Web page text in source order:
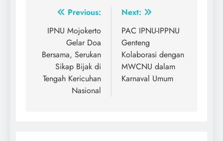
Post
navigation
Previous:
IPNU Mojokerto
Gelar Doa
Bersama, Serukan
Sikap Bijak di
Tengah Kericuhan
Nasional
Next:
PAC IPNU-IPPNU
Genteng
Kolaborasi dengan
MWCNU dalam
Karnaval Umum